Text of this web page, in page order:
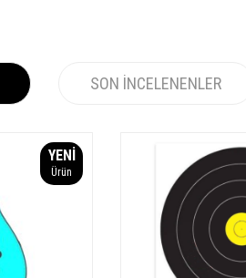
SON İNCELENENLER
YENI
Ürün